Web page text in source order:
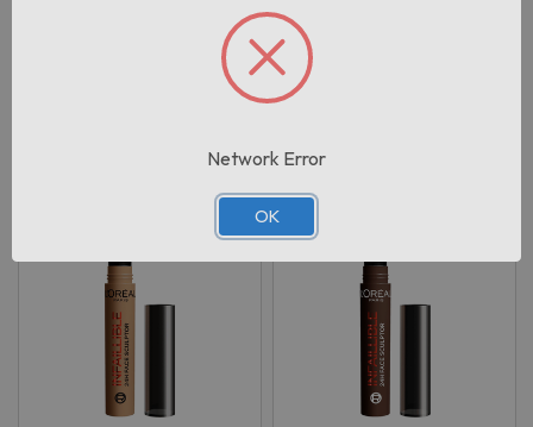
Prodotti correlati
Network Error
OK